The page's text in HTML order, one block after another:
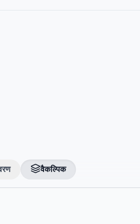
वैकल्पिक